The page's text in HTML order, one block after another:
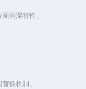
润湿特性。
换机制。